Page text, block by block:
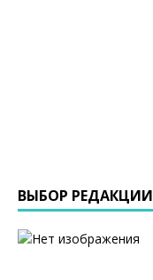
ВЫБОР РЕДАКЦИИ